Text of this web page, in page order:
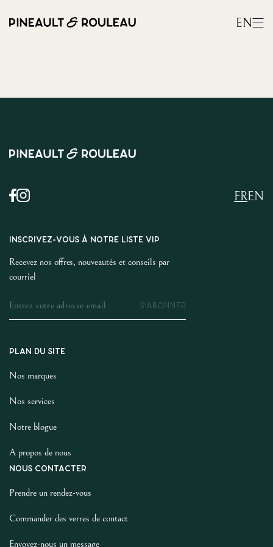
EN
EN
FR
INSCRIVEZ-VOUS À NOTRE LISTE VIP
Recevez nos offres, nouveautés et conseils par
courriel
S'ABONNER
PLAN DU SITE
Nos marques
Nos services
Notre blogue
A propos de nous
NOUS CONTACTER
Prendre un rendez-vous
Commander des verres de contact
Envoyez-nous un message